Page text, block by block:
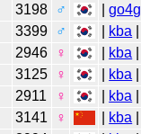
3198 ♂ |
3399 ♂ kba
2946 ♀ kba
3125 ♀ kba
2911 ♀ kba
3141 ♀ kba